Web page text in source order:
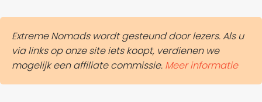
Extreme Nomads wordt gesteund door lezers. Als u
via links op onze site iets koopt, verdienen we
mogelijk een affiliate commissie. Meer informatie